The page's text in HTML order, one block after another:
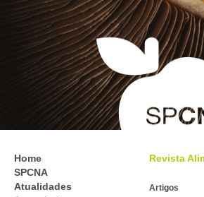
Home
SPCNA
Atualidades
Revista
Artigos